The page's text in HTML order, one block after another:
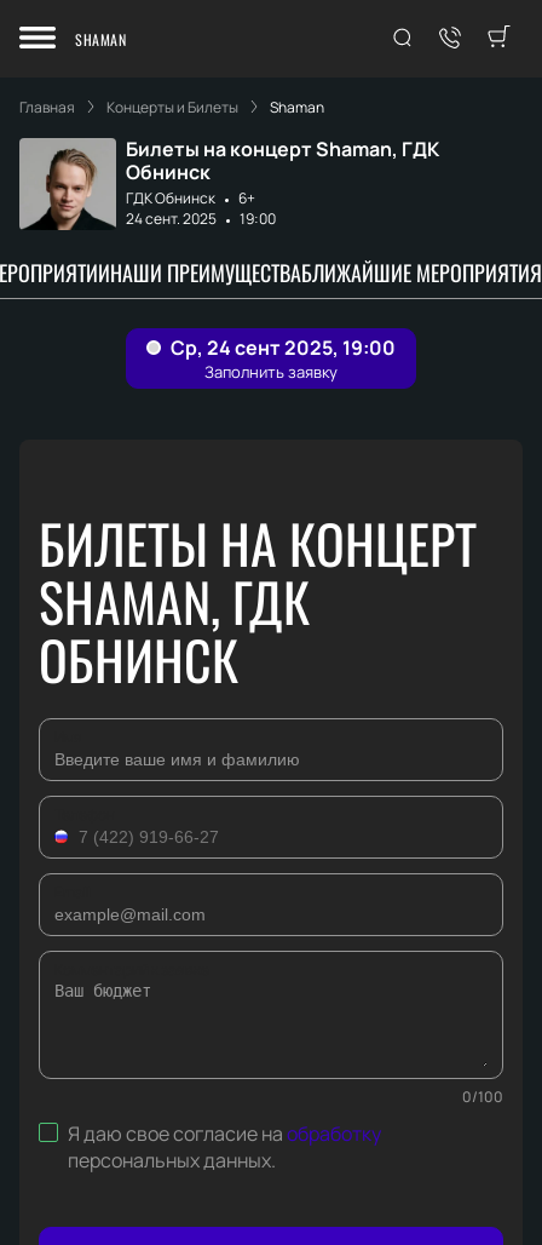
SHAMAN
Главная Концерты и Билеты Shaman
Билеты на концерт Shaman, ГДК
Обнинск
ГДК Обнинск
6+
24 сент. 2025
19:00
НАШИ ПРЕИМУЩЕСТВАБЛИЖАЙШИЕ МЕРОПРИЯТИЯ
БИЛЕТЫ НА КОНЦЕРТ
SHAMAN, ГДК
ОБНИНСК
0/100
Я даю свое согласие наобработку
персональных данных.